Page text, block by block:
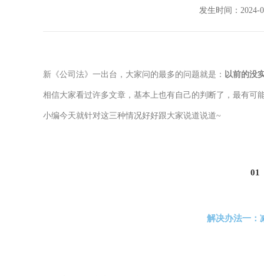
发生时间：2024-
新《公司法》一出台，大家问的最多的问题就是： 以前的没
相信大家看过许多文章，基本上也有自己的判断了，最有可
小编今天就针对这三种情况好好跟大家说道说道~
01
解决办法一：